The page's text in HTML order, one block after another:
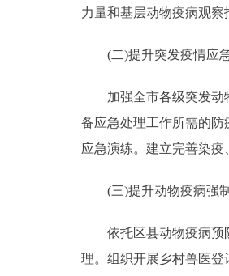
力量和基层动物疫病观
(二)提升突发疫情应
加强全市各级突发动物
备应急处理工作所需的
应急演练。建立完善染
(三)提升动物疫病强
依托区县动物疫病预防
理。组织开展乡村兽医